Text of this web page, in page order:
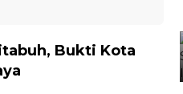
Bukti Kota